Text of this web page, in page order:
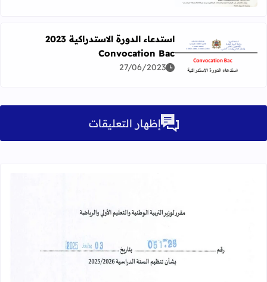
اقرأ المزيد عن استدعاء الدورة الاستدراكية 2023 Convocation Bac
استدعاء الدورة الاستدراكية 2023
Convocation Bac
27/06/2023
إظهار التعليقات
قراءة المزيد عن مقرر تنظيم السنة الدراسية